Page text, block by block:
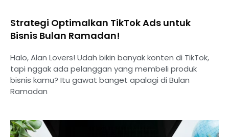
Strategi Optimalkan TikTok Ads untuk
Bisnis Bulan Ramadan!
Halo, Alan Lovers! Udah bikin banyak konten di TikTok,
tapi nggak ada pelanggan yang membeli produk
bisnis kamu? Itu gawat banget apalagi di Bulan
Ramadan